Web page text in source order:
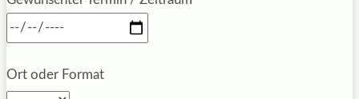
Ort oder Format